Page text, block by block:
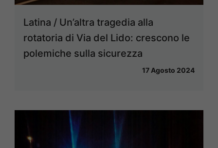
Latina / Un’altra tragedia alla
rotatoria di Via del Lido: crescono le
polemiche sulla sicurezza
17 Agosto 2024